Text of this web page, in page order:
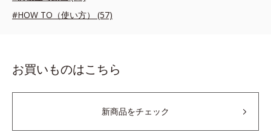
#HOW TO（使い方） (57)
お買いものはこちら
新商品をチェック